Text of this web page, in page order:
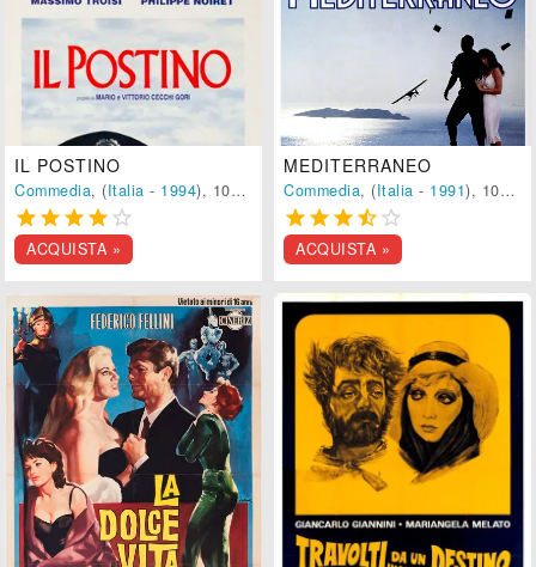
IL POSTINO
Commedia, (Italia - 1994), 101 min.
    
ACQUISTA »
MEDITERRANEO
Commedia, (Italia - 1991), 100 min.
    
ACQUISTA »